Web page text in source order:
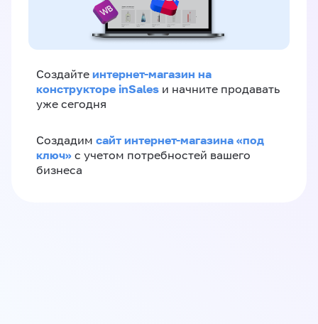
Создайте интернет-магазин на
конструкторе inSales и начните продавать
уже сегодня
Создадим сайт интернет-магазина «под
ключ» с учетом потребностей вашего
бизнеса